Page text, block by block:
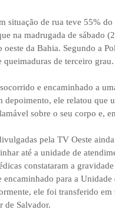
situação de rua teve 55%
na madrugada de sábado
oeste da Bahia. Segundo a
queimaduras de terceiro grau.
e encaminhado a
depoimento, ele relatou que
sobre o seu corpo e,
pela TV Oeste
até a unidade de
constataram a
encaminhado para a Unidade
ele foi transferido em
de Salvador.